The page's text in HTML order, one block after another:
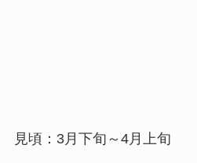
見頃：3月下旬～4月上旬